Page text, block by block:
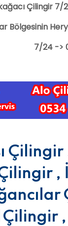
Çilingir
Bölgesinin
7/24 ->
Çilingir